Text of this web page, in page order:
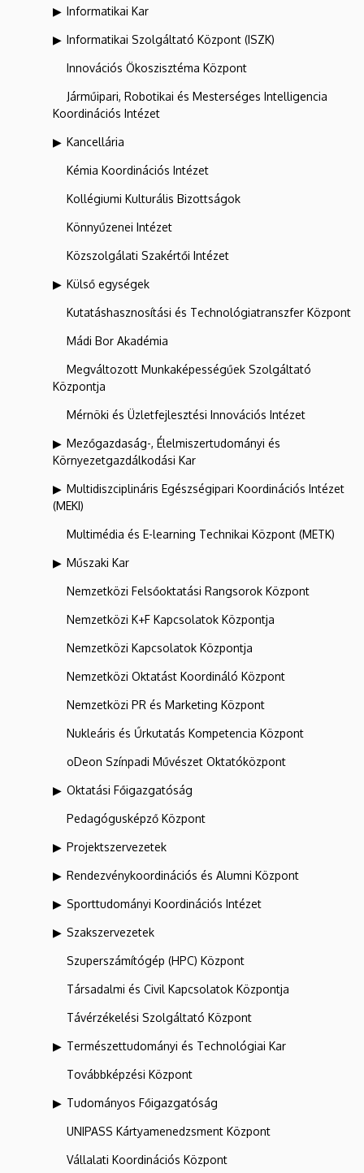
Informatikai Kar
Informatikai Szolgáltató Központ (ISZK)
Innovációs Ökoszisztéma Központ
Járműipari, Robotikai és Mesterséges Intelligencia
Koordinációs Intézet
Kancellária
Kémia Koordinációs Intézet
Kollégiumi Kulturális Bizottságok
Könnyűzenei Intézet
Közszolgálati Szakértői Intézet
Külső egységek
Kutatáshasznosítási és Technológiatranszfer Központ
Mádi Bor Akadémia
Megváltozott Munkaképességűek Szolgáltató
Központja
Mérnöki és Üzletfejlesztési Innovációs Intézet
Mezőgazdaság-, Élelmiszertudományi és
Környezetgazdálkodási Kar
Multidiszciplináris Egészségipari Koordinációs Intézet
(MEKI)
Multimédia és E-learning Technikai Központ (METK)
Műszaki Kar
Nemzetközi Felsőoktatási Rangsorok Központ
Nemzetközi K+F Kapcsolatok Központja
Nemzetközi Kapcsolatok Központja
Nemzetközi Oktatást Koordináló Központ
Nemzetközi PR és Marketing Központ
Nukleáris és Űrkutatás Kompetencia Központ
oDeon Színpadi Művészet Oktatóközpont
Oktatási Főigazgatóság
Pedagógusképző Központ
Projektszervezetek
Rendezvénykoordinációs és Alumni Központ
Sporttudományi Koordinációs Intézet
Szakszervezetek
Szuperszámítógép (HPC) Központ
Társadalmi és Civil Kapcsolatok Központja
Távérzékelési Szolgáltató Központ
Természettudományi és Technológiai Kar
Továbbképzési Központ
Tudományos Főigazgatóság
UNIPASS Kártyamenedzsment Központ
Vállalati Koordinációs Központ